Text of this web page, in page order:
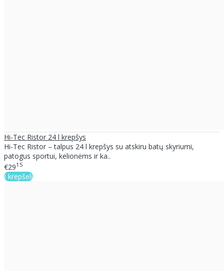
Hi-Tec Ristor 24 l krepšys
Hi-Tec Ristor – talpus 24 l krepšys su atskiru batų skyriumi,
patogus sportui, kelionėms ir ka..
€2915
Į krepšelį